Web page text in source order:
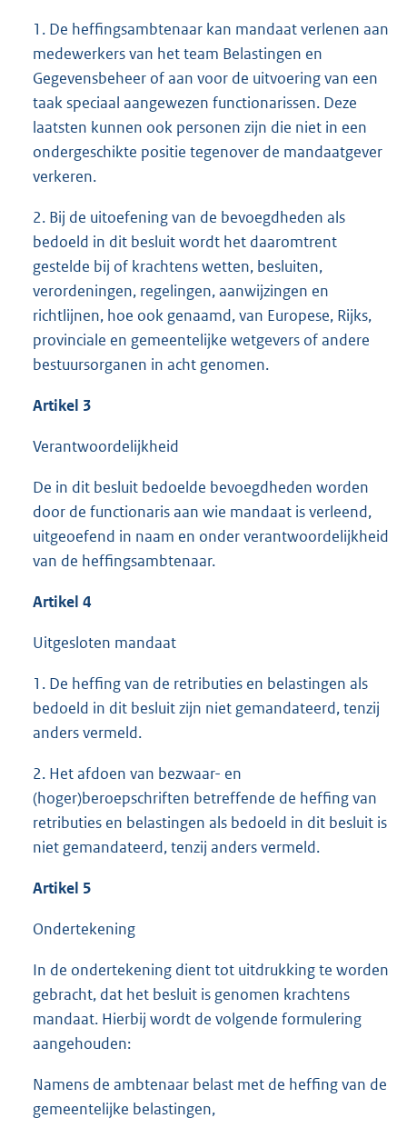
1. De heffingsambtenaar kan mandaat verlenen aan
medewerkers van het team Belastingen en
Gegevensbeheer of aan voor de uitvoering van een
taak speciaal aangewezen functionarissen. Deze
laatsten kunnen ook personen zijn die niet in een
ondergeschikte positie tegenover de mandaatgever
verkeren.
2. Bij de uitoefening van de bevoegdheden als
bedoeld in dit besluit wordt het daaromtrent
gestelde bij of krachtens wetten, besluiten,
verordeningen, regelingen, aanwijzingen en
richtlijnen, hoe ook genaamd, van Europese, Rijks,
provinciale en gemeentelijke wetgevers of andere
bestuursorganen in acht genomen.
Artikel 3
Verantwoordelijkheid
De in dit besluit bedoelde bevoegdheden worden
door de functionaris aan wie mandaat is verleend,
uitgeoefend in naam en onder verantwoordelijkheid
van de heffingsambtenaar.
Artikel 4
Uitgesloten mandaat
1. De heffing van de retributies en belastingen als
bedoeld in dit besluit zijn niet gemandateerd, tenzij
anders vermeld.
2. Het afdoen van bezwaar- en
(hoger)beroepschriften betreffende de heffing van
retributies en belastingen als bedoeld in dit besluit is
niet gemandateerd, tenzij anders vermeld.
Artikel 5
Ondertekening
In de ondertekening dient tot uitdrukking te worden
gebracht, dat het besluit is genomen krachtens
mandaat. Hierbij wordt de volgende formulering
aangehouden:
Namens de ambtenaar belast met de heffing van de
gemeentelijke belastingen,